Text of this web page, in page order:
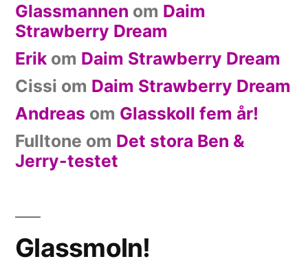
Glassmannen om Daim
Strawberry Dream
Erik om Daim Strawberry Dream
Cissi om Daim Strawberry Dream
Andreas om Glasskoll fem år!
Fulltone om Det stora Ben &
Jerry-testet
Glassmoln!